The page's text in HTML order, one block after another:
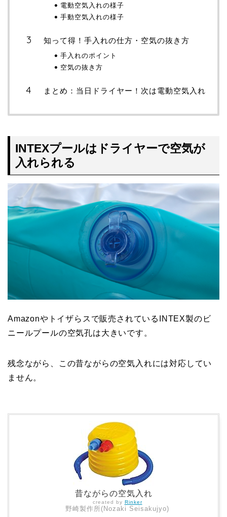
電動空気入れの様子
手動空気入れの様子
知って得！手入れの仕方・空気の抜き方
手入れのポイント
空気の抜き方
まとめ：当日ドライヤー！次は電動空気入れ
INTEXプールはドライヤーで空気が
入れられる
Amazonやトイザらスで販売されているINTEX製のビ
ニールプールの空気孔は大きいです。
残念ながら、この昔ながらの空気入れには対応してい
ません。
昔ながらの空気入れ
created by Rinker
野崎製作所(Nozaki Seisakujyo)